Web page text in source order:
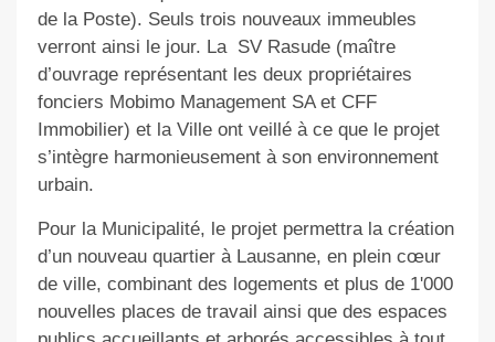
de la Poste). Seuls trois nouveaux immeubles
verront ainsi le jour. La SV Rasude (maître
d’ouvrage représentant les deux propriétaires
fonciers Mobimo Management SA et CFF
Immobilier) et la Ville ont veillé à ce que le projet
s’intègre harmonieusement à son environnement
urbain.
Pour la Municipalité, le projet permettra la création
d’un nouveau quartier à Lausanne, en plein cœur
de ville, combinant des logements et plus de 1'000
nouvelles places de travail ainsi que des espaces